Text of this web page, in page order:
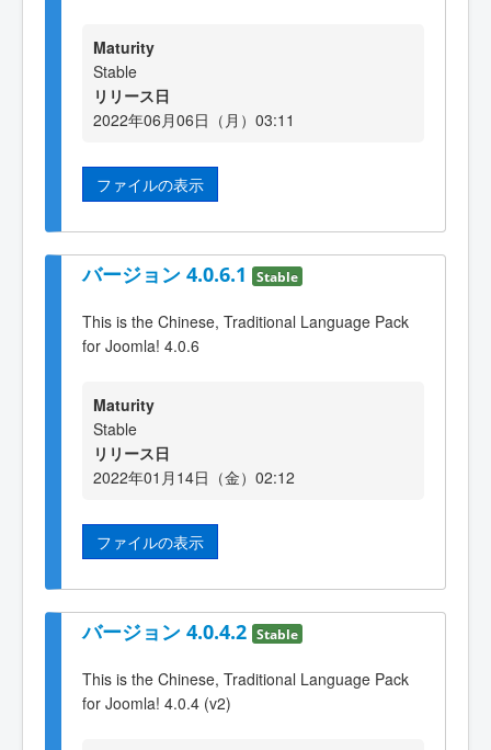
Maturity
Stable
リリース日
2022年06月06日（月）03:11
ファイルの表示
バージョン 4.0.6.1 Stable
This is the Chinese, Traditional Language Pack
for Joomla! 4.0.6
Maturity
Stable
リリース日
2022年01月14日（金）02:12
ファイルの表示
バージョン 4.0.4.2 Stable
This is the Chinese, Traditional Language Pack
for Joomla! 4.0.4 (v2)